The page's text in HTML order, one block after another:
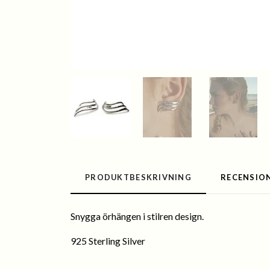
PRODUKTBESKRIVNING
Snygga örhängen i stilren design.
925 Sterling Silver